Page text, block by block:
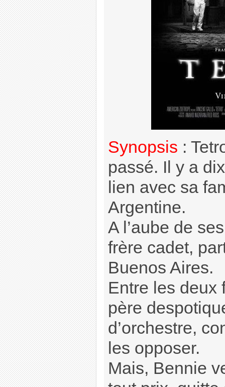
Synopsis :
passé. Il y a
lien avec sa
Argentine.
A l’aube de
frère cadet,
Buenos Aires.
Entre les deux
père
d’orchestre,
les opposer.
Mais, Bennie